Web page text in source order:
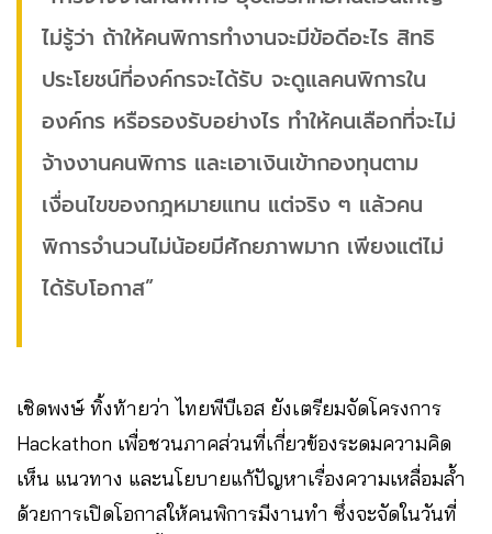
ไม่รู้ว่า ถ้าให้คนพิการทำงานจะมีข้อดีอะไร สิทธิ
ประโยชน์ที่องค์กรจะได้รับ จะดูแลคนพิการใน
องค์กร หรือรองรับอย่างไร ทำให้คนเลือกที่จะไม่
จ้างงานคนพิการ และเอาเงินเข้ากองทุนตาม
เงื่อนไขของกฎหมายแทน แต่จริง ๆ แล้วคน
พิการจำนวนไม่น้อยมีศักยภาพมาก เพียงแต่ไม่
ได้รับโอกาส”
เชิดพงษ์ ทิ้งท้ายว่า ไทยพีบีเอส ยังเตรียมจัดโครงการ
Hackathon เพื่อชวนภาคส่วนที่เกี่ยวข้องระดมความคิด
เห็น แนวทาง และนโยบายแก้ปัญหาเรื่องความเหลื่อมล้ำ
ด้วยการเปิดโอกาสให้คนพิการมีงานทำ ซึ่งจะจัดในวันที่